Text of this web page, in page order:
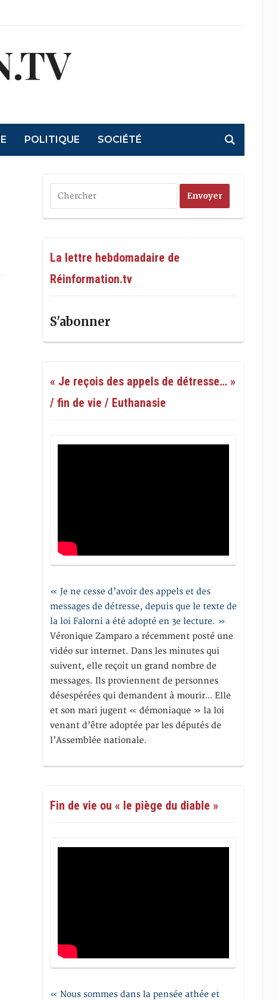
POLITIQUE SOCIÉTÉ
La lettre hebdomadaire de
Réinformation.tv
S'abonner
« Je reçois des appels de détresse… »
/ fin de vie / Euthanasie
« Je ne cesse d’avoir des appels et des
messages de détresse, depuis que le texte de
la loi Falorni a été adopté en 3e lecture. »
Véronique Zamparo a récemment posté une
vidéo sur internet. Dans les minutes qui
suivent, elle reçoit un grand nombre de
messages. Ils proviennent de personnes
désespérées qui demandent à mourir… Elle
et son mari jugent « démoniaque » la loi
venant d’être adoptée par les députés de
l’Assemblée nationale.
Fin de vie ou « le piège du diable »
« Nous sommes dans la pensée athée et